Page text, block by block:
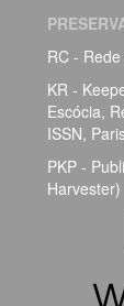
RC -
KR -
Escócia,
ISSN,
PKP -
Harvester)